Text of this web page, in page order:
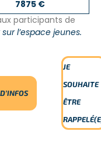
volontaires avec les
participant à la
avec cet
7875 €
participants de
l’espace jeunes.
JE
SOUHAITE
ÊTRE